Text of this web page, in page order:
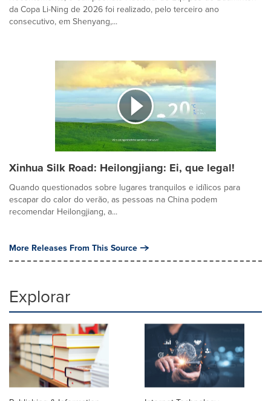
da Copa Li-Ning de 2026 foi realizado, pelo terceiro ano
consecutivo, em Shenyang,...
Xinhua Silk Road: Heilongjiang: Ei, que legal!
Quando questionados sobre lugares tranquilos e idílicos para
escapar do calor do verão, as pessoas na China podem
recomendar Heilongjiang, a...
More Releases From This Source
Explorar